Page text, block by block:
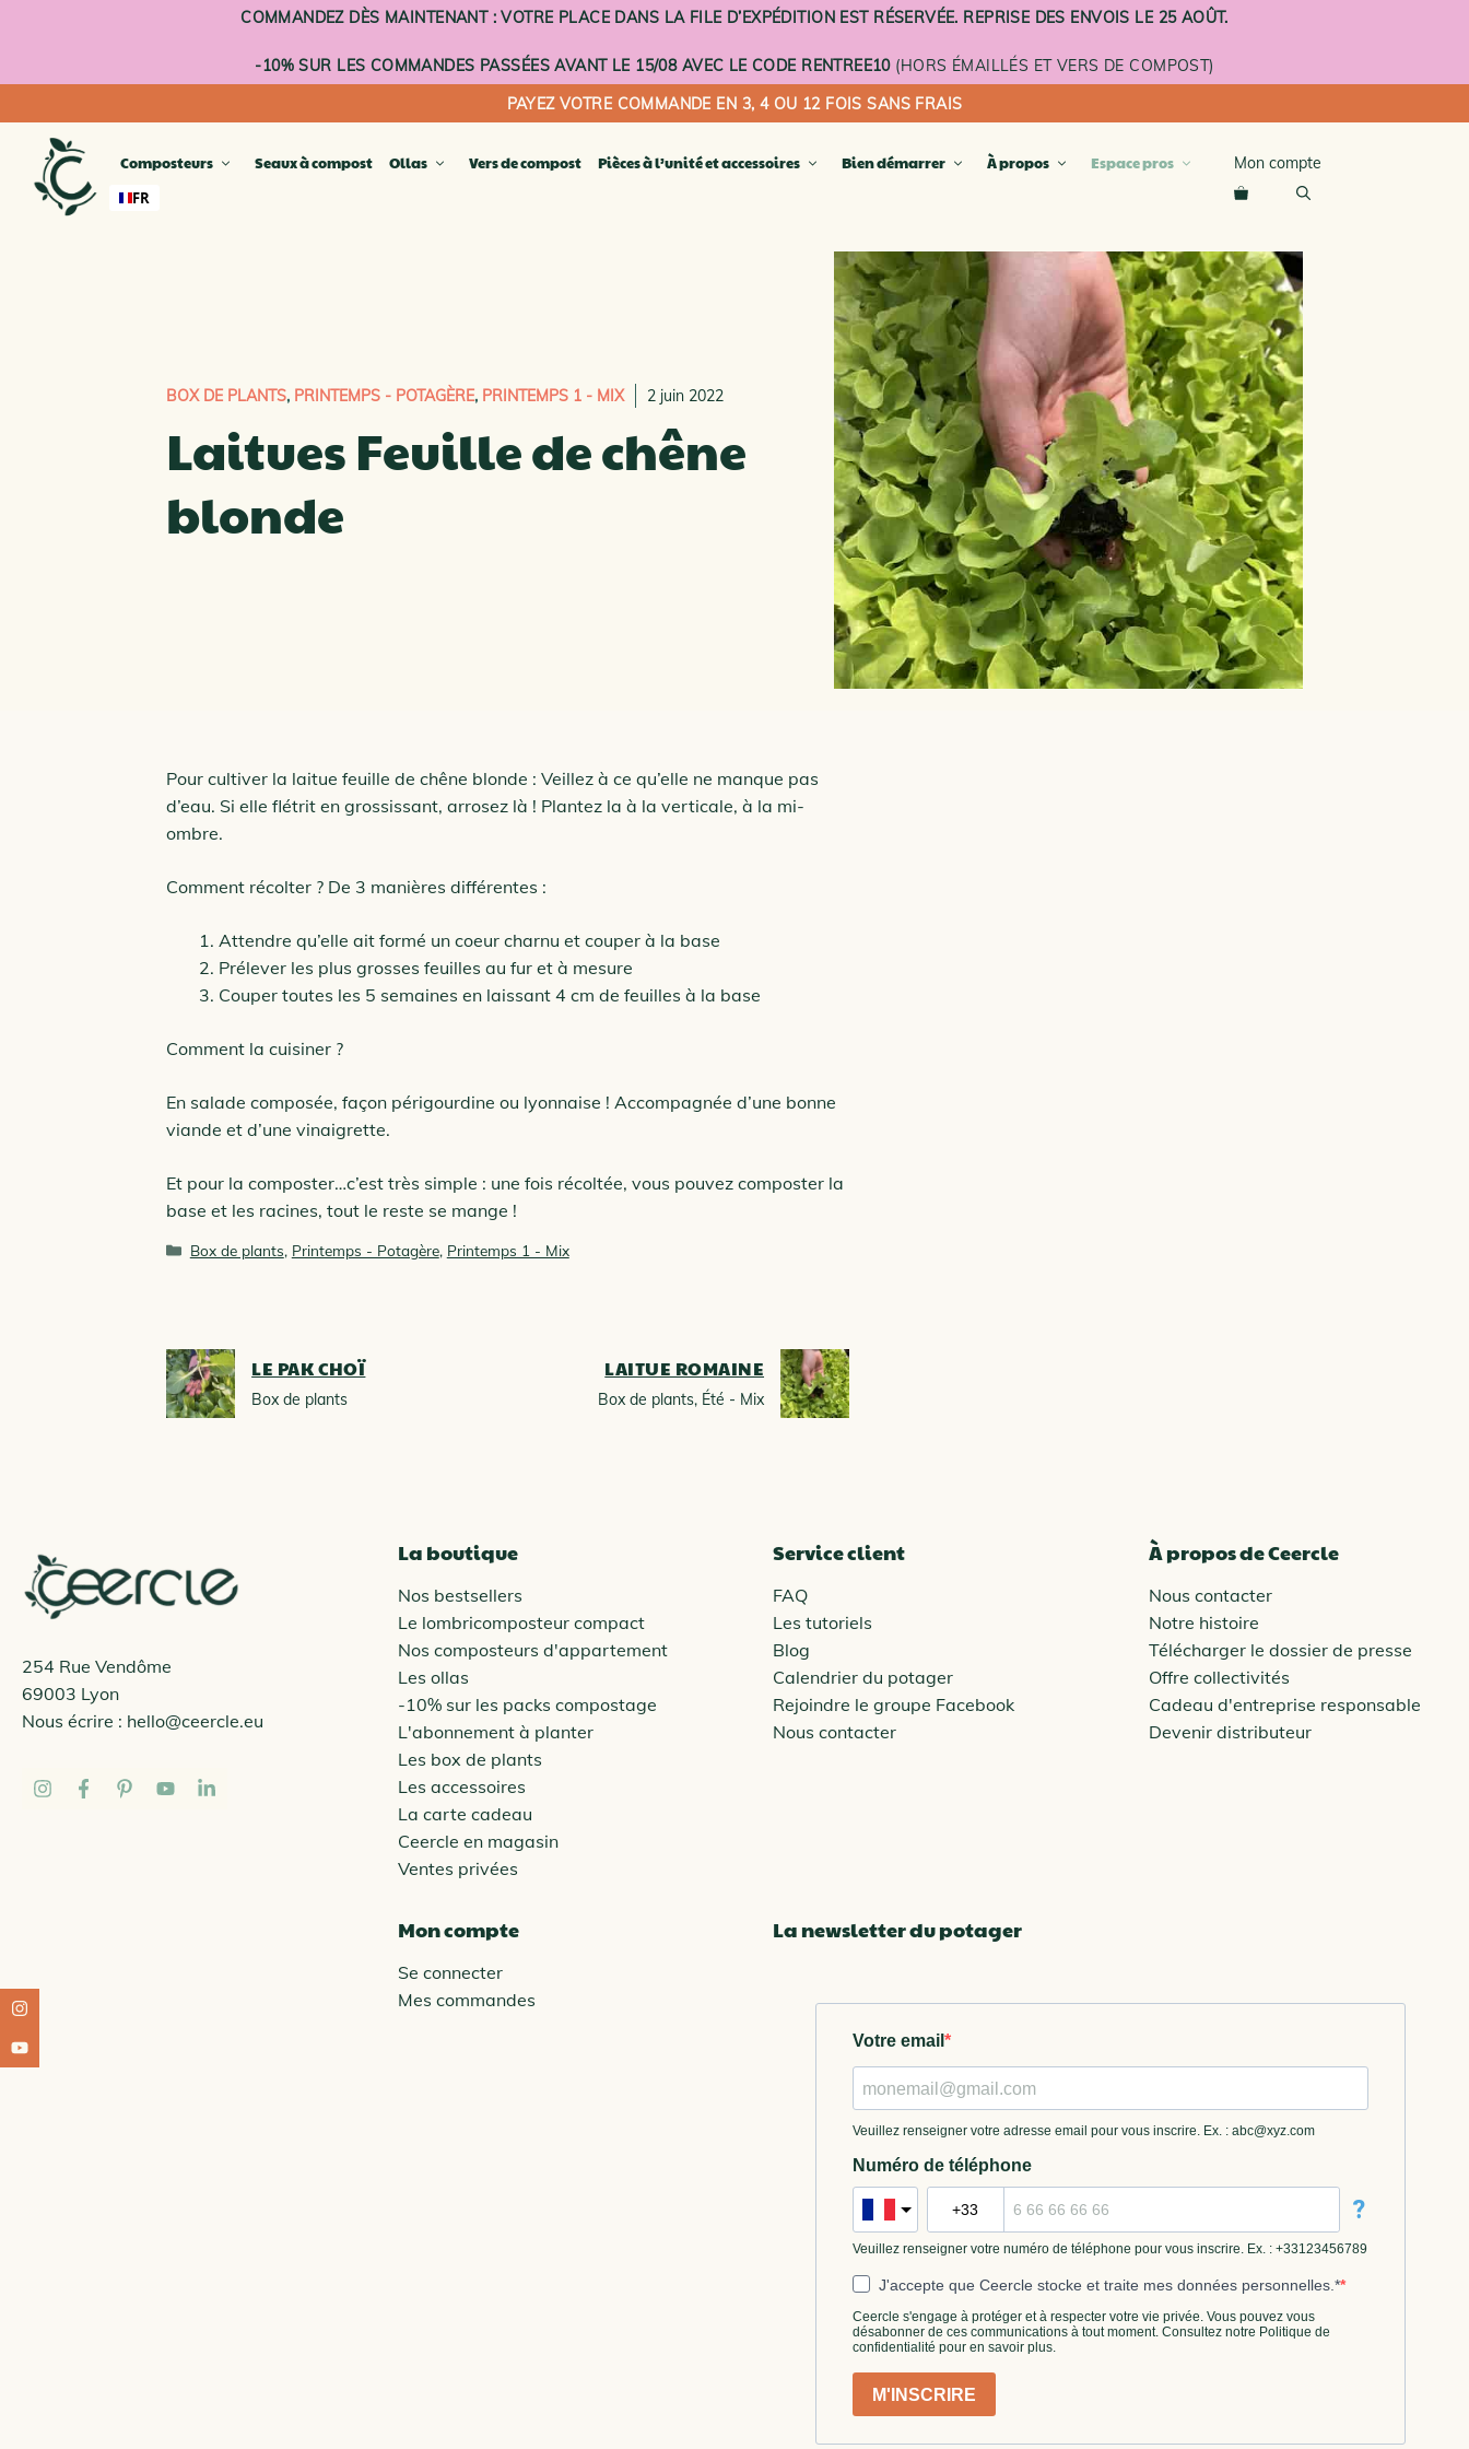
COMMANDEZ DÈS MAINTENANT : VOTRE PLACE DANS LA FILE D’EXPÉDITION EST RÉSERVÉE. REPRISE DES ENVOIS LE 25 AOÛT.
-10% SUR LES COMMANDES PASSÉES AVANT LE 15/08 AVEC LE CODE RENTREE10(HORS ÉMAILLÉS ET VERS DE COMPOST)
PAYEZ VOTRE COMMANDE EN 3, 4 OU 12 FOIS SANS FRAIS
Mon compte
Composteurs
Composteur à planter
COMPOSTEURS D’INTÉRIEUR
Seaux à compost Ollas Vers de compost Pièces à l’unité et accessoires
LA CARTE CADEAU DIGITALE
Plateau terre cuite
Plateau émaillé
Voilage
Socle à roulettes
PIÈCES À L’UNITÉ ET ÉTAGES
SUPPLÉMENTAIRES
Bien démarrer À propos
Espace pros
FR
BOX DE PLANTS, PRINTEMPS - POTAGÈRE, PRINTEMPS 1 - MIX 2 juin 2022
Laitues Feuille de chêne
blonde
Pour cultiver la laitue feuille de chêne blonde : Veillez à ce qu’elle ne manque pas
d’eau. Si elle flétrit en grossissant, arrosez là ! Plantez la à la verticale, à la mi-
ombre.
Comment récolter ? De 3 manières différentes :
Attendre qu’elle ait formé un coeur charnu et couper à la base
Prélever les plus grosses feuilles au fur et à mesure
Couper toutes les 5 semaines en laissant 4 cm de feuilles à la base
Comment la cuisiner ?
En salade composée, façon périgourdine ou lyonnaise ! Accompagnée d’une bonne
viande et d’une vinaigrette.
Et pour la composter…c’est très simple : une fois récoltée, vous pouvez composter la
base et les racines, tout le reste se mange !
Catégories
Box de plants, Printemps - Potagère, Printemps 1 - Mix
LE PAK CHOÏ
Box de plants
LAITUE ROMAINE
Box de plants, Été - Mix
254 Rue Vendôme
69003 Lyon
Nous écrire : hello@ceercle.eu
La boutique
Nos bestsellers
Le lombricomposteur compact
Nos composteurs d'appartement
Les ollas
-10% sur les packs compostage
L'abonnement à planter
Les box de plants
Les accessoires
La carte cadeau
Ceercle en magasin
Ventes privées
Service client
FAQ
Les tutoriels
Blog
Calendrier du potager
Rejoindre le groupe Facebook
Nous contacter
À propos de Ceercle
Nous contacter
Notre histoire
Télécharger le dossier de presse
Offre collectivités
Cadeau d'entreprise responsable
Devenir distributeur
Mon compte
Se connecter
Mes commandes
La newsletter du potager